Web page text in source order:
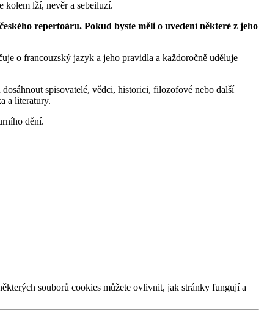
kolem lží, nevěr a sebeiluzí.
repertoáru. Pokud byste měli o uvedení některé z jeho
o francouzský jazyk a jeho pravidla a každoročně uděluje
spisovatelé, vědci, historici, filozofové nebo další
a literatury.
dění.
souborů cookies můžete ovlivnit, jak stránky fungují a